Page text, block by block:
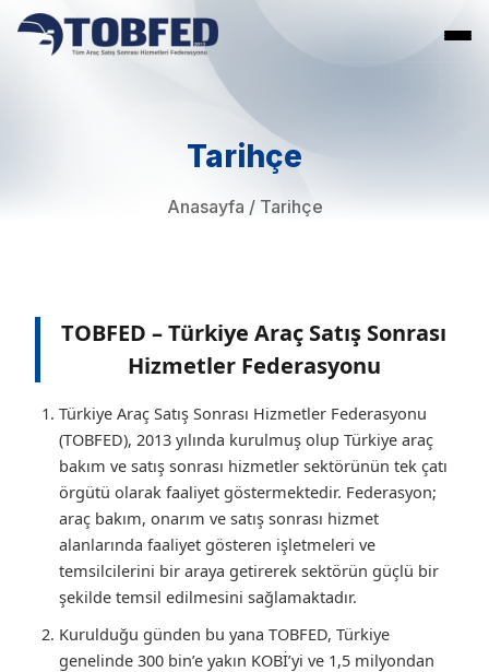
Tarihçe
Anasayfa / Tarihçe
TOBFED – Türkiye Araç Satış Sonrası
Hizmetler Federasyonu
Türkiye Araç Satış Sonrası Hizmetler Federasyonu
(TOBFED), 2013 yılında kurulmuş olup Türkiye araç
bakım ve satış sonrası hizmetler sektörünün tek çatı
örgütü olarak faaliyet göstermektedir. Federasyon;
araç bakım, onarım ve satış sonrası hizmet
alanlarında faaliyet gösteren işletmeleri ve
temsilcilerini bir araya getirerek sektörün güçlü bir
şekilde temsil edilmesini sağlamaktadır.
Kurulduğu günden bu yana TOBFED, Türkiye
genelinde 300 bin’e yakın KOBİ’yi ve 1,5 milyondan